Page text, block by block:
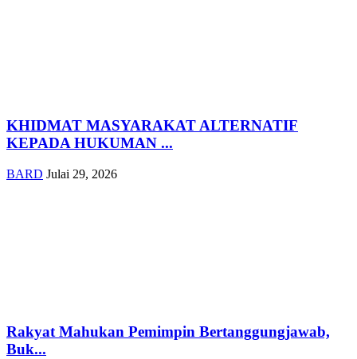
KHIDMAT MASYARAKAT ALTERNATIF
KEPADA HUKUMAN ...
BARD Julai 29, 2026
Rakyat Mahukan Pemimpin Bertanggungjawab,
Buk...